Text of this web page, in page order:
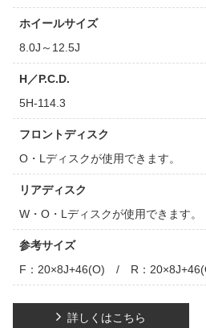
ホイールサイズ
8.0J～12.5J
H／P.C.D.
5H-114.3
フロントディスク
O・Lディスクが使用できます。
リアディスク
W・O・Lディスクが使用できます。
参考サイズ
F：20×8J+46(O) / R：
詳しくはこちら